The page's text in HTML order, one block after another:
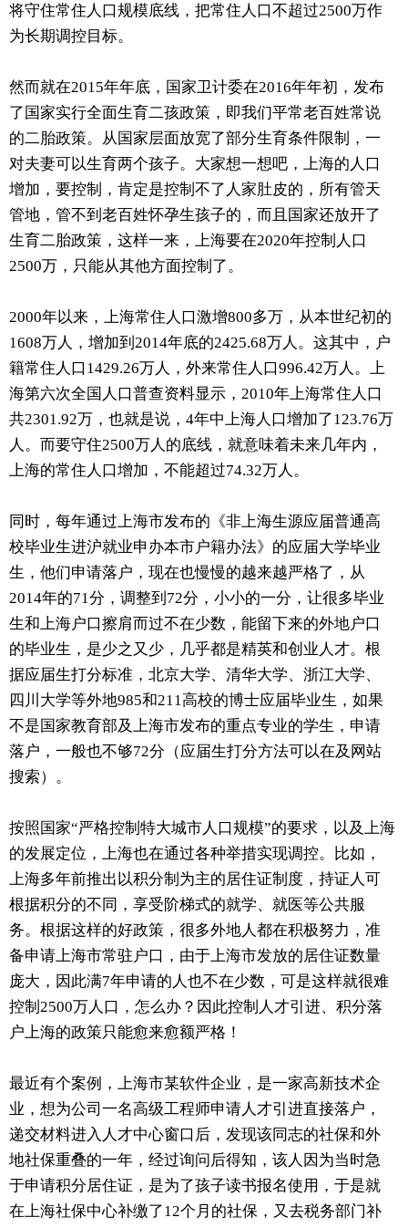
将守住常住人口规模底线，把常住人口不超过2500万作
为长期调控目标。
然而就在2015年年底，国家卫计委在2016年年初，发布
了国家实行全面生育二孩政策，即我们平常老百姓常说
的二胎政策。从国家层面放宽了部分生育条件限制，一
对夫妻可以生育两个孩子。大家想一想吧，上海的人口
增加，要控制，肯定是控制不了人家肚皮的，所有管天
管地，管不到老百姓怀孕生孩子的，而且国家还放开了
生育二胎政策，这样一来，上海要在2020年控制人口
2500万，只能从其他方面控制了。
2000年以来，上海常住人口激增800多万，从本世纪初的
1608万人，增加到2014年底的2425.68万人。这其中，户
籍常住人口1429.26万人，外来常住人口996.42万人。上
海第六次全国人口普查资料显示，2010年上海常住人口
共2301.92万，也就是说，4年中上海人口增加了123.76万
人。而要守住2500万人的底线，就意味着未来几年内，
上海的常住人口增加，不能超过74.32万人。
同时，每年通过上海市发布的《非上海生源应届普通高
校毕业生进沪就业申办本市户籍办法》的应届大学毕业
生，他们申请落户，现在也慢慢的越来越严格了，从
2014年的71分，调整到72分，小小的一分，让很多毕业
生和上海户口擦肩而过不在少数，能留下来的外地户口
的毕业生，是少之又少，几乎都是精英和创业人才。根
据应届生打分标准，北京大学、清华大学、浙江大学、
四川大学等外地985和211高校的博士应届毕业生，如果
不是国家教育部及上海市发布的重点专业的学生，申请
落户，一般也不够72分（应届生打分方法可以在及网站
搜索）。
按照国家“严格控制特大城市人口规模”的要求，以及上海
的发展定位，上海也在通过各种举措实现调控。比如，
上海多年前推出以积分制为主的居住证制度，持证人可
根据积分的不同，享受阶梯式的就学、就医等公共服
务。根据这样的好政策，很多外地人都在积极努力，准
备申请上海市常驻户口，由于上海市发放的居住证数量
庞大，因此满7年申请的人也不在少数，可是这样就很难
控制2500万人口，怎么办？因此控制人才引进、积分落
户上海的政策只能愈来愈额严格！
最近有个案例，上海市某软件企业，是一家高新技术企
业，想为公司一名高级工程师申请人才引进直接落户，
递交材料进入人才中心窗口后，发现该同志的社保和外
地社保重叠的一年，经过询问后得知，该人因为当时急
于申请积分居住证，是为了孩子读书报名使用，于是就
在上海社保中心补缴了12个月的社保，又去税务部门补